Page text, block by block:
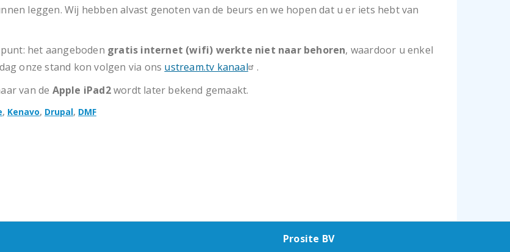
leggen. Wij hebben alvast genoten van de beurs en we hopen dat u er iets hebt van
het aangeboden gratis internet (wifi) werkte niet naar behoren, waardoor u enkel
onze stand kon volgen via ons ustream.tv kanaal
.
van de Apple iPad2wordt later bekend gemaakt.
Kenavo Drupal DMF
Prosite BV